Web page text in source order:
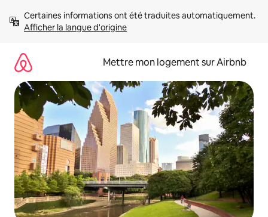
directement
Afficher la langue d'origine
Mettre mon logement sur Airbnb